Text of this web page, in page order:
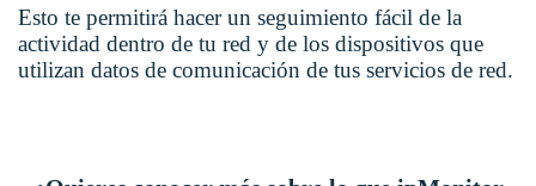
Esto te permitirá hacer un seguimiento fácil de la
actividad dentro de tu red y de los dispositivos que
utilizan datos de comunicación de tus servicios de red.